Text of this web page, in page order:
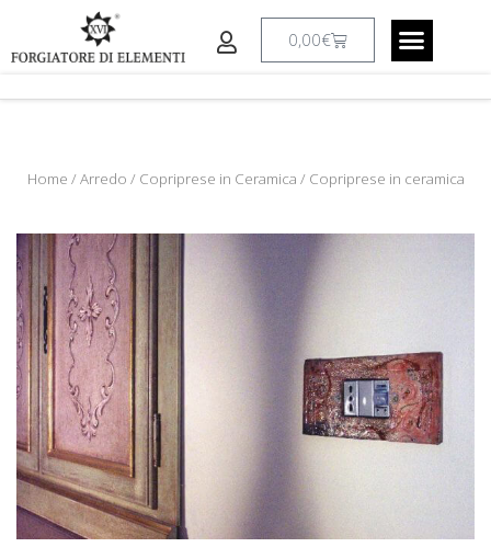
contenuto
0,00€Carrello
Home /Arredo / Copriprese in Ceramica / Copriprese in ceramica